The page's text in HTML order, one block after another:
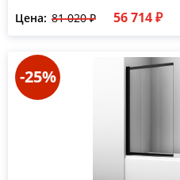
Цена: 81 020 ₽ 56 714 ₽
-25%